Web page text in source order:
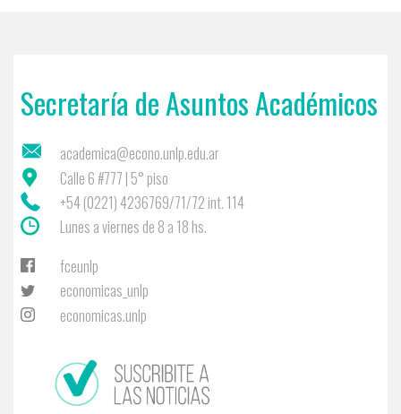
Secretaría de Asuntos Académicos
academica@econo.unlp.edu.ar
Calle 6 #777 | 5° piso
+54 (0221) 4236769/71/72 int. 114
Lunes a viernes de 8 a 18 hs.
fceunlp
economicas_unlp
economicas.unlp